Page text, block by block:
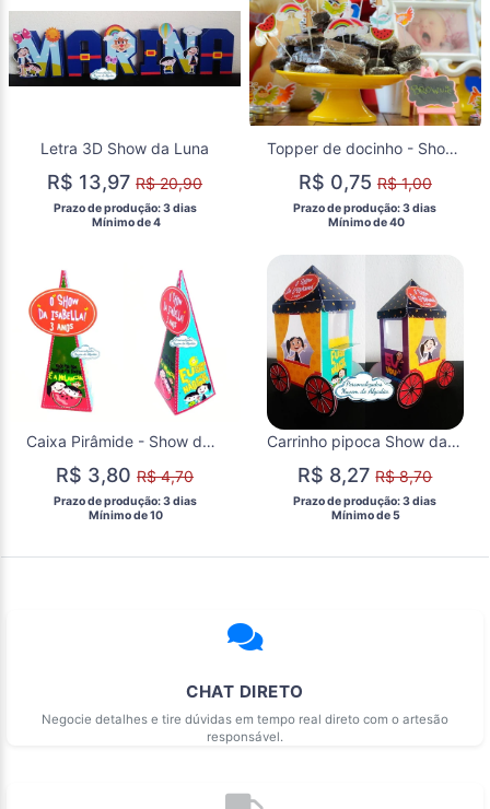
Letra 3D Show da Luna
R$ 13,97R$ 20,90
Prazo de produção: 3 dias
  Mínimo de 4
Topper de docinho - Show da Luna
R$ 0,75R$ 1,00
Prazo de produção: 3 dias
  Mínimo de 40
Caixa Pirâmide - Show da Luna
R$ 3,80R$ 4,70
Prazo de produção: 3 dias
  Mínimo de 10
Carrinho pipoca Show da luna Vários tema
R$ 8,27R$ 8,70
Prazo de produção: 3 dias
  Mínimo de 5
CHAT DIRETO
Negocie detalhes e tire dúvidas em tempo real direto com o artesão
responsável.